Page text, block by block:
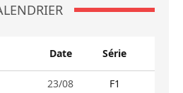
Date Série
23/08
F1